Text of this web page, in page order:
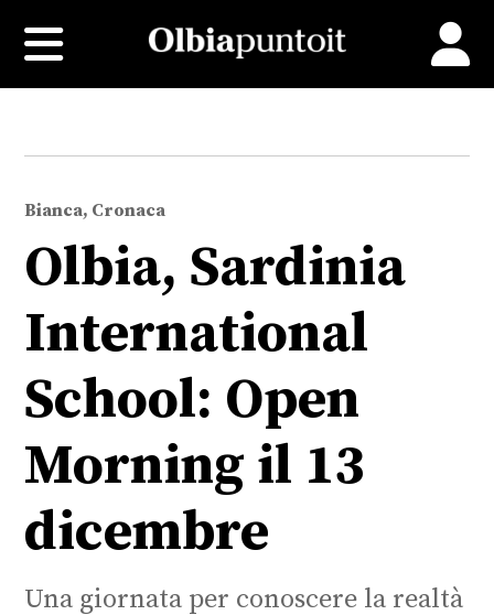
Bianca, Cronaca
Olbia, Sardinia
International
School: Open
Morning il 13
dicembre
Una giornata per conoscere la realtà